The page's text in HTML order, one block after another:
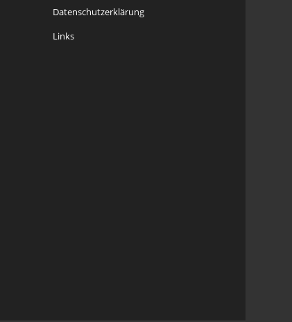
Datenschutzerklärung
Links